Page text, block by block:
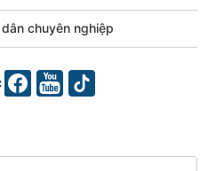
khí hậu
chuyên nghiệp